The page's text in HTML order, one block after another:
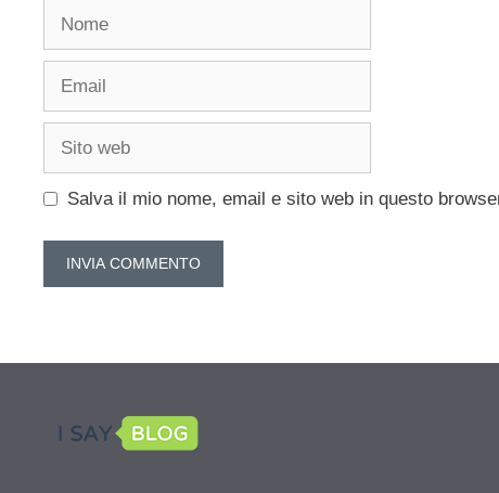
Nome
Email
Sito
Salva il mio nome, email e sito web in questo